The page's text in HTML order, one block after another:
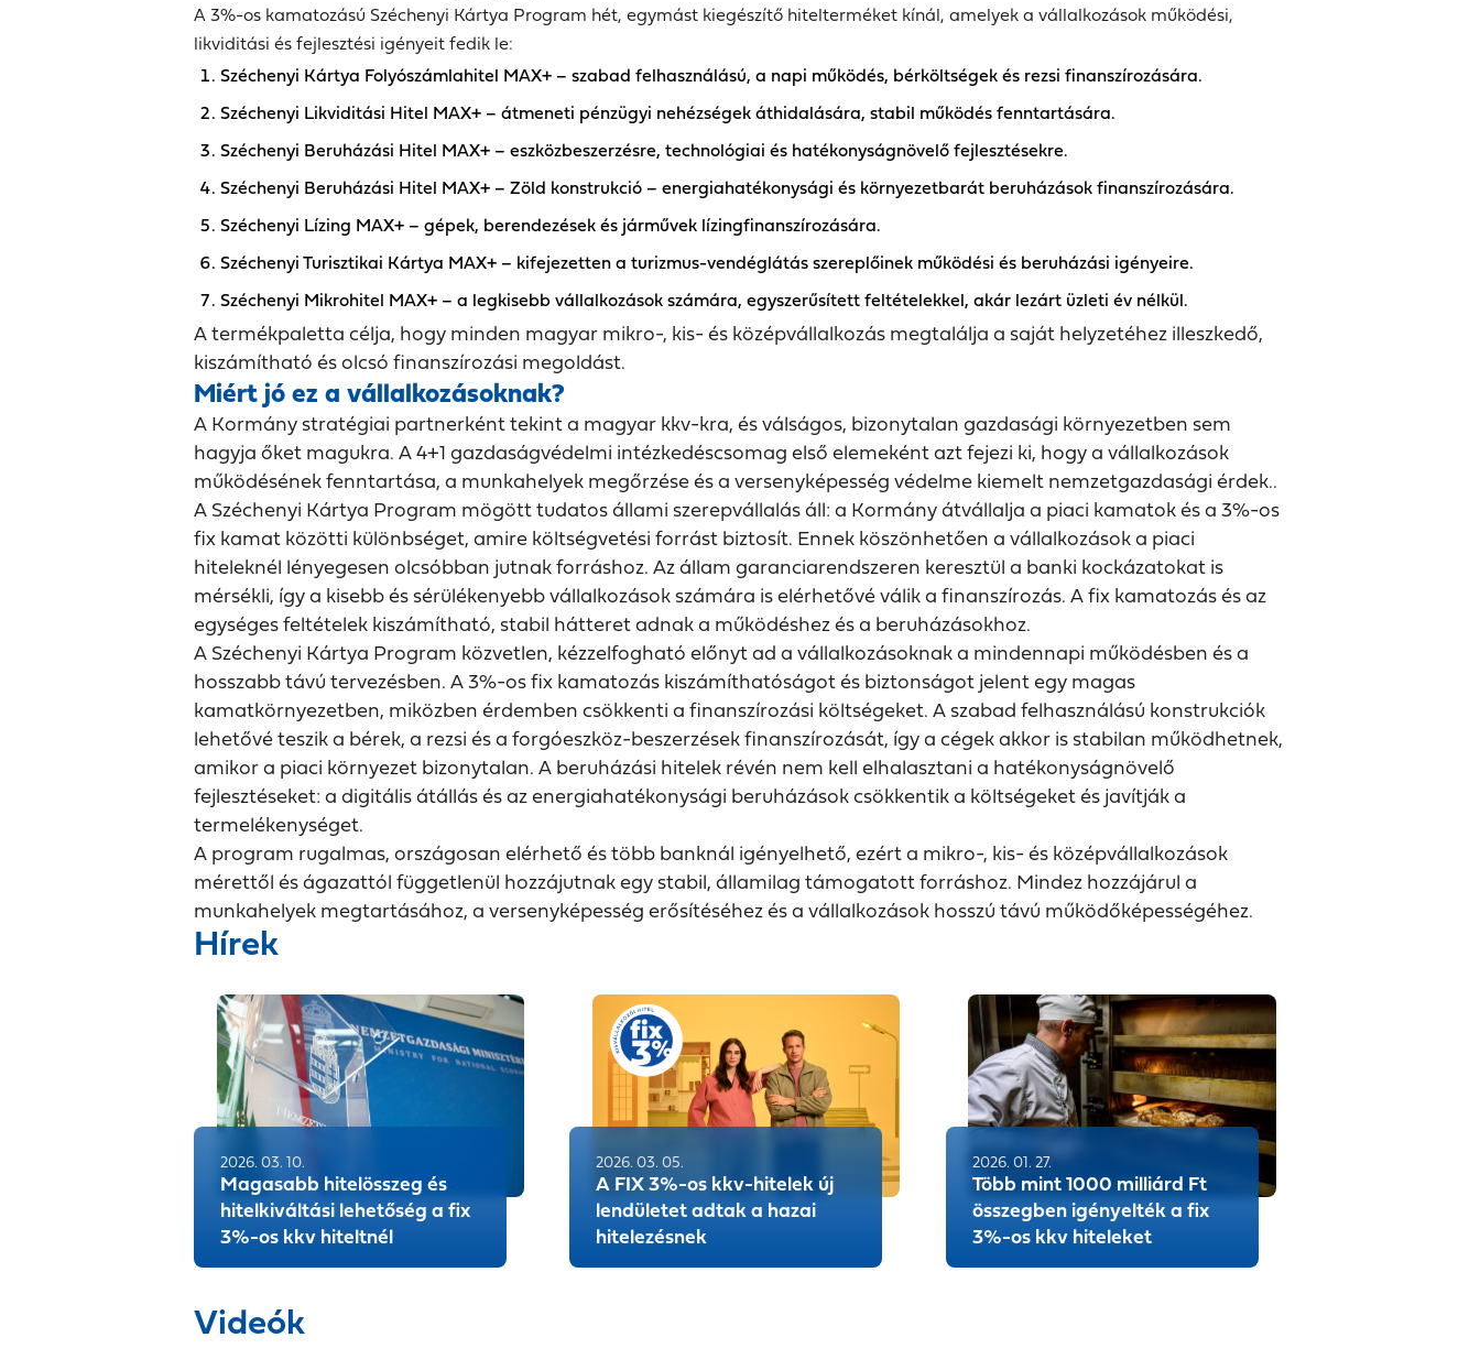
A 3%-os kamatozású Széchenyi Kártya Program hét, egymást kiegészítő hitelterméket kínál, amelyek a vállalkozások működési,
likviditási és fejlesztési igényeit fedik le:
Széchenyi Kártya Folyószámlahitel MAX+ – szabad felhasználású, a napi működés, bérköltségek és rezsi finanszírozására.
Széchenyi Likviditási Hitel MAX+ – átmeneti pénzügyi nehézségek áthidalására, stabil működés fenntartására.
Széchenyi Beruházási Hitel MAX+ – eszközbeszerzésre, technológiai és hatékonyságnövelő fejlesztésekre.
Széchenyi Beruházási Hitel MAX+ – Zöld konstrukció – energiahatékonysági és környezetbarát beruházások finanszírozására.
Széchenyi Lízing MAX+ – gépek, berendezések és járművek lízingfinanszírozására.
Széchenyi Turisztikai Kártya MAX+ – kifejezetten a turizmus-vendéglátás szereplőinek működési és beruházási igényeire.
Széchenyi Mikrohitel MAX+ – a legkisebb vállalkozások számára, egyszerűsített feltételekkel, akár lezárt üzleti év nélkül.
A termékpaletta célja, hogy minden magyar mikro-, kis- és középvállalkozás megtalálja a saját helyzetéhez illeszkedő,
kiszámítható és olcsó finanszírozási megoldást.
Miért jó ez a vállalkozásoknak?
A Kormány stratégiai partnerként tekint a magyar kkv-kra, és válságos, bizonytalan gazdasági környezetben sem
hagyja őket magukra. A 4+1 gazdaságvédelmi intézkedéscsomag első elemeként azt fejezi ki, hogy a vállalkozások
működésének fenntartása, a munkahelyek megőrzése és a versenyképesség védelme kiemelt nemzetgazdasági érdek..
A Széchenyi Kártya Program mögött tudatos állami szerepvállalás áll: a Kormány átvállalja a piaci kamatok és a 3%-os
fix kamat közötti különbséget, amire költségvetési forrást biztosít. Ennek köszönhetően a vállalkozások a piaci
hiteleknél lényegesen olcsóbban jutnak forráshoz. Az állam garanciarendszeren keresztül a banki kockázatokat is
mérsékli, így a kisebb és sérülékenyebb vállalkozások számára is elérhetővé válik a finanszírozás. A fix kamatozás és az
egységes feltételek kiszámítható, stabil hátteret adnak a működéshez és a beruházásokhoz.
A Széchenyi Kártya Program közvetlen, kézzelfogható előnyt ad a vállalkozásoknak a mindennapi működésben és a
hosszabb távú tervezésben. A 3%-os fix kamatozás kiszámíthatóságot és biztonságot jelent egy magas
kamatkörnyezetben, miközben érdemben csökkenti a finanszírozási költségeket. A szabad felhasználású konstrukciók
lehetővé teszik a bérek, a rezsi és a forgóeszköz-beszerzések finanszírozását, így a cégek akkor is stabilan működhetnek,
amikor a piaci környezet bizonytalan. A beruházási hitelek révén nem kell elhalasztani a hatékonyságnövelő
fejlesztéseket: a digitális átállás és az energiahatékonysági beruházások csökkentik a költségeket és javítják a
termelékenységet.
A program rugalmas, országosan elérhető és több banknál igényelhető, ezért a mikro-, kis- és középvállalkozások
mérettől és ágazattól függetlenül hozzájutnak egy stabil, államilag támogatott forráshoz. Mindez hozzájárul a
munkahelyek megtartásához, a versenyképesség erősítéséhez és a vállalkozások hosszú távú működőképességéhez.
Hírek
2026. 03. 10.
Magasabb hitelösszeg és
hitelkiváltási lehetőség a fix
3%-os kkv hiteltnél
2026. 03. 05.
A FIX 3%-os kkv-hitelek új
lendületet adtak a hazai
hitelezésnek
2026. 01. 27.
Több mint 1000 milliárd Ft
összegben igényelték a fix
3%-os kkv hiteleket
Videók